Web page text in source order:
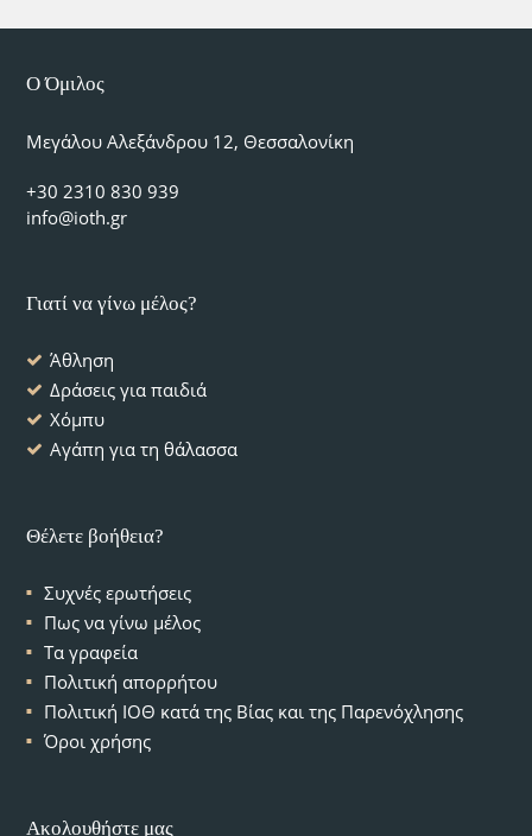
Ο Όμιλος
Μεγάλου Αλεξάνδρου 12, Θεσσαλονίκη
+30 2310 830 939
info@ioth.gr
Γιατί να γίνω μέλος?
Άθληση
Δράσεις για παιδιά
Χόμπυ
Αγάπη για τη θάλασσα
Θέλετε βοήθεια?
Συχνές ερωτήσεις
Πως να γίνω μέλος
Τα γραφεία
Πολιτική απορρήτου
Πολιτική ΙΟΘ κατά της Βίας και της Παρενόχλησης
Όροι χρήσης
Ακολουθήστε μας